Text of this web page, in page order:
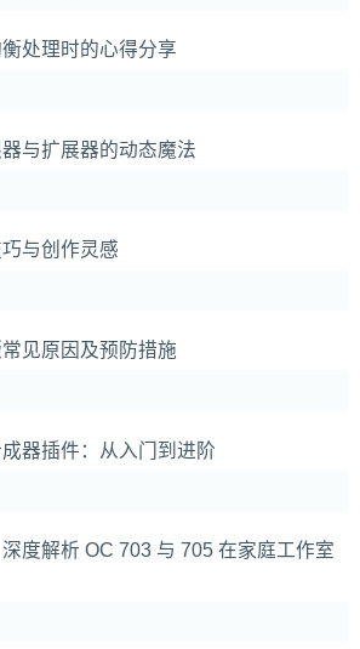
处理时的心得分享
与扩展器的动态魔法
与创作灵感
见原因及预防措施
器插件：从入门到进阶
度解析 OC 703 与 705 在家庭工作室